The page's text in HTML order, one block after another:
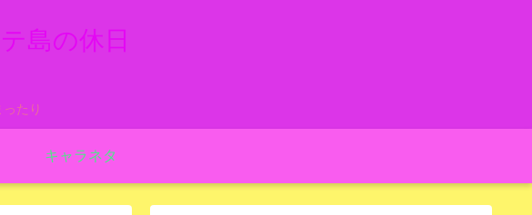
島の休日
たり
キャラネタ